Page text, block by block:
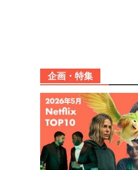
企画・特集